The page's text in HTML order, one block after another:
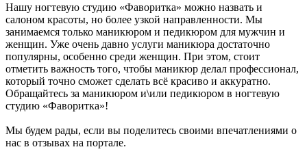
Нашу ногтевую студию «Фаворитка» можно назвать и
салоном красоты, но более узкой направленности. Мы
занимаемся только маникюром и педикюром для мужчин и
женщин. Уже очень давно услуги маникюра достаточно
популярны, особенно среди женщин. При этом, стоит
отметить важность того, чтобы маникюр делал профессионал,
который точно сможет сделать всё красиво и аккуратно.
Обращайтесь за маникюром и\или педикюром в ногтевую
студию «Фаворитка»!
Мы будем рады, если вы поделитесь своими впечатлениями о
нас в отзывах на портале.